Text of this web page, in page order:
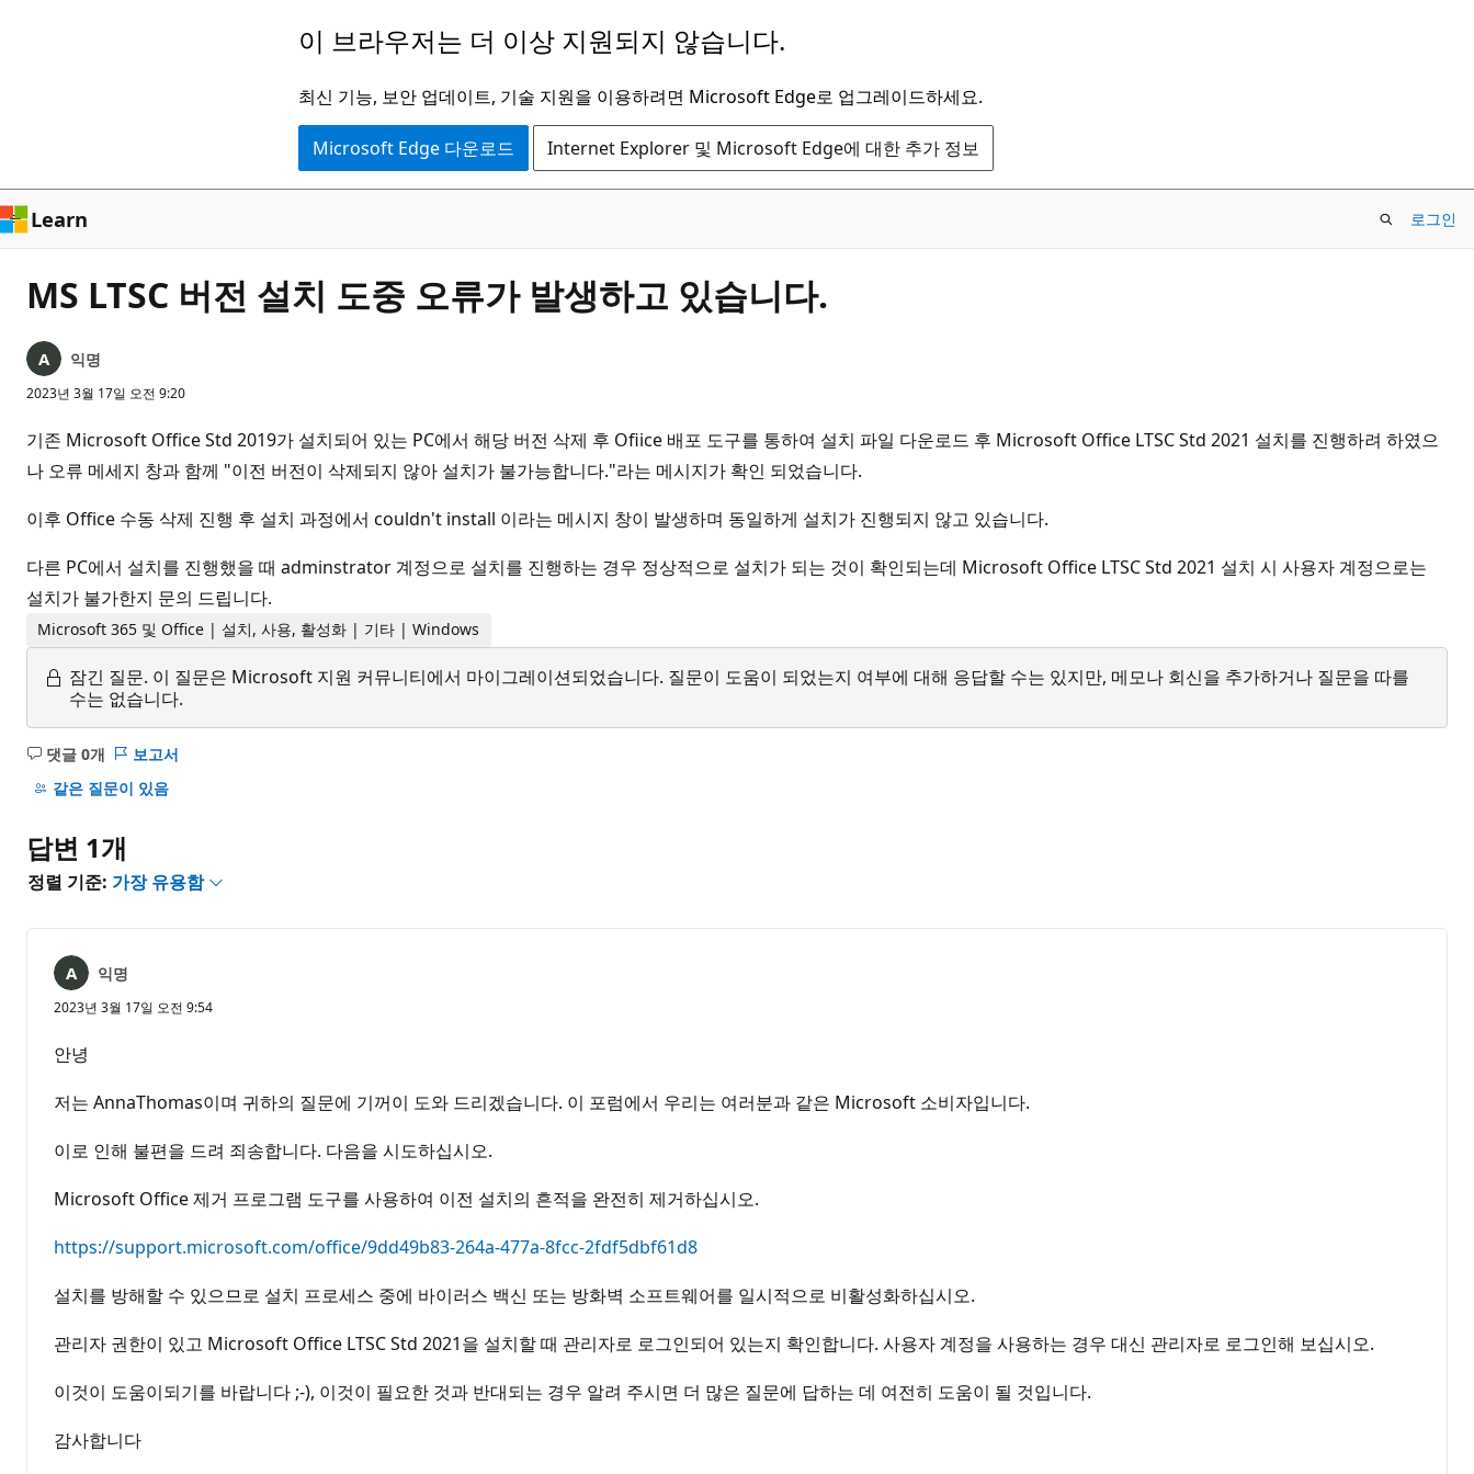
로
건
너
뛰
기
이 브라우저는 더 이상 지원되지 않습니다.
최신 기능, 보안 업데이트, 기술 지원을 이용하려면 Microsoft Edge로 업그레이드하세요.
Microsoft Edge 다운로드 Internet Explorer 및 Microsoft Edge에 대한 추가 정보
Learn 로그인
MS LTSC 버전 설치 도중 오류가 발생하고 있습니다.
익명
2023년 3월 17일 오전 9:20
기존 Microsoft Office Std 2019가 설치되어 있는 PC에서 해당 버전 삭제 후 Ofiice 배포 도구를 통하여 설치 파일 다운로드 후 Microsoft Office LTSC Std 2021 설치를 진행하려 하였으
나 오류 메세지 창과 함께 "이전 버전이 삭제되지 않아 설치가 불가능합니다."라는 메시지가 확인 되었습니다.
이후 Office 수동 삭제 진행 후 설치 과정에서 couldn't install 이라는 메시지 창이 발생하며 동일하게 설치가 진행되지 않고 있습니다.
다른 PC에서 설치를 진행했을 때 adminstrator 계정으로 설치를 진행하는 경우 정상적으로 설치가 되는 것이 확인되는데 Microsoft Office LTSC Std 2021 설치 시 사용자 계정으로는
설치가 불가한지 문의 드립니다.
Microsoft 365 및 Office | 설치, 사용, 활성화 | 기타 | Windows
잠긴 질문. 이 질문은 Microsoft 지원 커뮤니티에서 마이그레이션되었습니다. 질문이 도움이 되었는지 여부에 대해 응답할 수는 있지만, 메모나 회신을 추가하거나 질문을 따를
수는 없습니다.
댓글 0개
설
명
음
보고서
같은 질문이 있음
답변 1개
정렬 기준: 가장 유용함
익명
2023년 3월 17일 오전 9:54
안녕
저는 AnnaThomas이며 귀하의 질문에 기꺼이 도와 드리겠습니다. 이 포럼에서 우리는 여러분과 같은 Microsoft 소비자입니다.
이로 인해 불편을 드려 죄송합니다. 다음을 시도하십시오.
Microsoft Office 제거 프로그램 도구를 사용하여 이전 설치의 흔적을 완전히 제거하십시오.
https://support.microsoft.com/office/9dd49b83-264a-477a-8fcc-2fdf5dbf61d8
설치를 방해할 수 있으므로 설치 프로세스 중에 바이러스 백신 또는 방화벽 소프트웨어를 일시적으로 비활성화하십시오.
관리자 권한이 있고 Microsoft Office LTSC Std 2021을 설치할 때 관리자로 로그인되어 있는지 확인합니다. 사용자 계정을 사용하는 경우 대신 관리자로 로그인해 보십시오.
이것이 도움이되기를 바랍니다 ;-), 이것이 필요한 것과 반대되는 경우 알려 주시면 더 많은 질문에 답하는 데 여전히 도움이 될 것입니다.
감사합니다